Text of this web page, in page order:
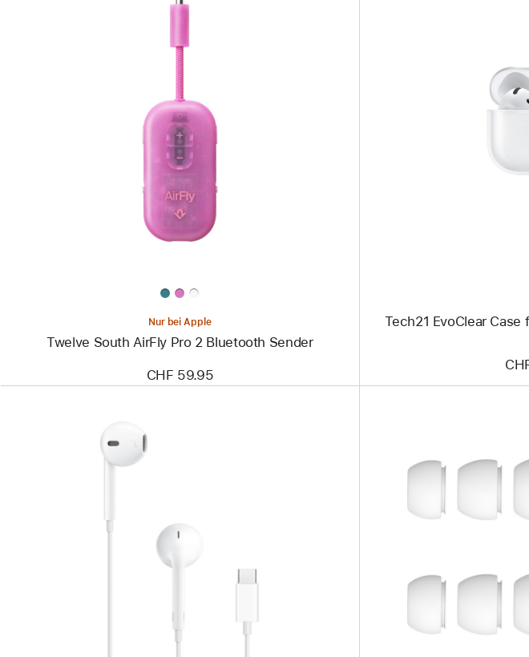
Zurück
Bild
Twelve
South
AirFly
Pro 2
Bluetooth
Sender
Nur bei Apple
Twelve South AirFly Pro 2 Bluetooth Sender
CHF 59.95
Tech21 EvoClear
Zurück
Bild
-
EarPods